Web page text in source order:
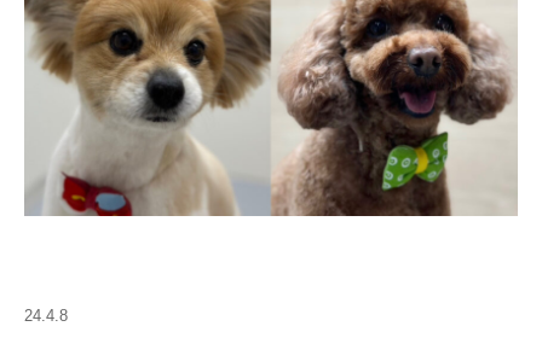
24.4.8
ブログ
お問い合わせ